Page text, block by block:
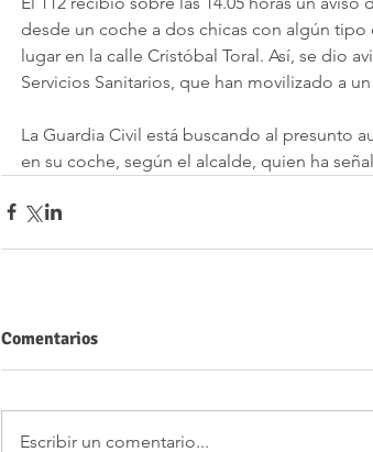
desde un coche a dos chicas con algún
lugar en la calle Cristóbal Toral. Así, se dio
Servicios Sanitarios, que han movilizado a
La Guardia Civil está buscando al presunto
en su coche, según el alcalde, quien ha
Comentarios
Escribir un comentario...